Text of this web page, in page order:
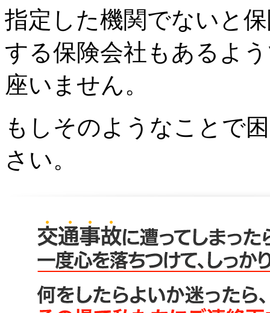
指定した機関でないと
する保険会社もあるよ
座いません。
もしそのようなことで
さい。